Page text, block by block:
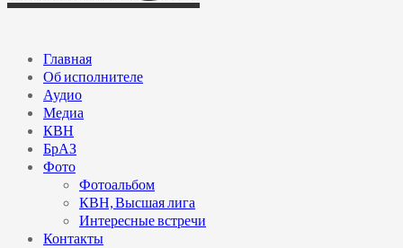
Главная
Об исполнителе
Аудио
Медиа
КВН
БрАЗ
Фото
Фотоальбом
КВН, Высшая лига
Интересные встречи
Контакты